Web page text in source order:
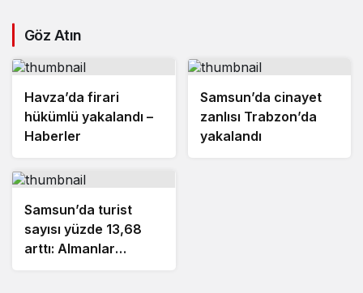
Göz Atın
Havza’da firari
hükümlü yakalandı –
Haberler
Samsun’da cinayet
zanlısı Trabzon’da
yakalandı
Samsun’da turist
sayısı yüzde 13,68
arttı: Almanlar